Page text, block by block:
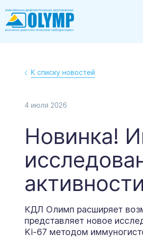
К списку новостей
4 июля 2026
Новинка!
КДЛ Олимп расширяет
представляет новое
Ki-67 методом